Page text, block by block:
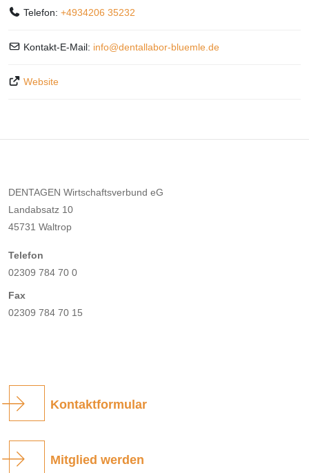
Telefon:+4934206 35232
Kontakt-E-Mail: info@dentallabor-bluemle.de
Website
DENTAGEN Wirtschaftsverbund eG
Landabsatz 10
45731 Waltrop
Telefon
02309 784 70 0
Fax
02309 784 70 15
Kontaktformular
Mitglied werden